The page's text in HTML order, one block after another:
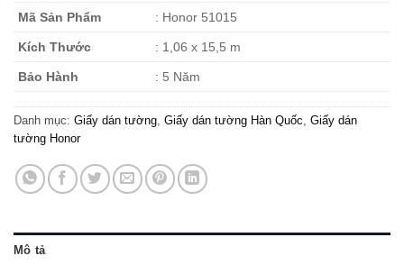
Mã Sản Phẩm : Honor 51015
Kích Thước : 1,06 x 15,5 m
Bảo Hành : 5 Năm
Danh mục: Giấy dán tường, Giấy dán tường Hàn Quốc, Giấy dán
tường Honor
Mô tả